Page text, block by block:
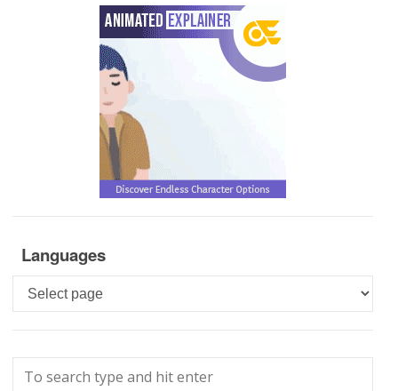
Languages
Languages